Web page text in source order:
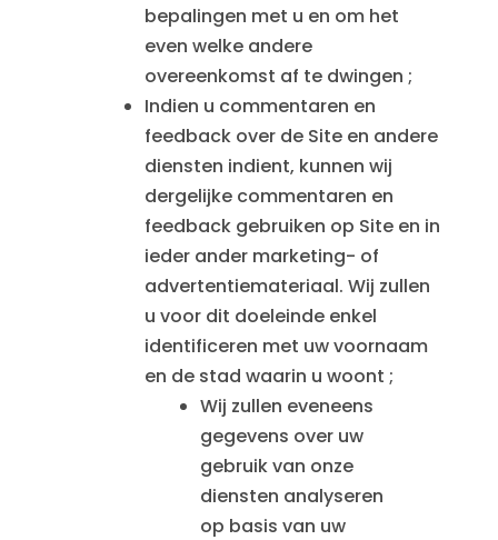
bepalingen met u en om het
even welke andere
overeenkomst af te dwingen ;
Indien u commentaren en
feedback over de Site en andere
diensten indient, kunnen wij
dergelijke commentaren en
feedback gebruiken op Site en in
ieder ander marketing- of
advertentiemateriaal. Wij zullen
u voor dit doeleinde enkel
identificeren met uw voornaam
en de stad waarin u woont ;
Wij zullen eveneens
gegevens over uw
gebruik van onze
diensten analyseren
op basis van uw